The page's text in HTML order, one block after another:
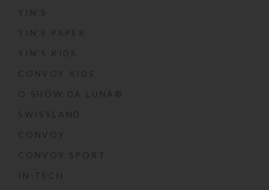
YIN’S
YIN’S PAPER
YIN’S KIDS
CONVOY KIDS
O SHOW DA LUNA®
SWISSLAND
CONVOY
CONVOY SPORT
IN-TECH